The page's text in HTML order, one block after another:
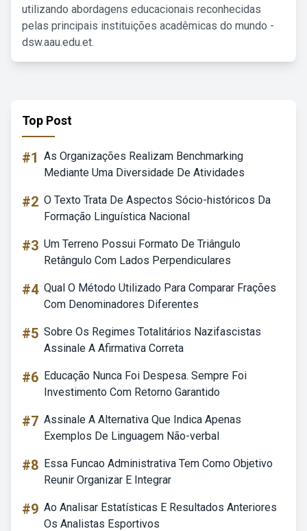
utilizando abordagens educacionais reconhecidas
pelas principais instituições acadêmicas do mundo -
dsw.aau.edu.et.
Top Post
#1 As Organizações Realizam Benchmarking
Mediante Uma Diversidade De Atividades
#2 O Texto Trata De Aspectos Sócio-históricos Da
Formação Linguística Nacional
#3 Um Terreno Possui Formato De Triângulo
Retângulo Com Lados Perpendiculares
#4 Qual O Método Utilizado Para Comparar Frações
Com Denominadores Diferentes
#5 Sobre Os Regimes Totalitários Nazifascistas
Assinale A Afirmativa Correta
#6 Educação Nunca Foi Despesa. Sempre Foi
Investimento Com Retorno Garantido
#7 Assinale A Alternativa Que Indica Apenas
Exemplos De Linguagem Não-verbal
#8 Essa Funcao Administrativa Tem Como Objetivo
Reunir Organizar E Integrar
#9 Ao Analisar Estatísticas E Resultados Anteriores
Os Analistas Esportivos